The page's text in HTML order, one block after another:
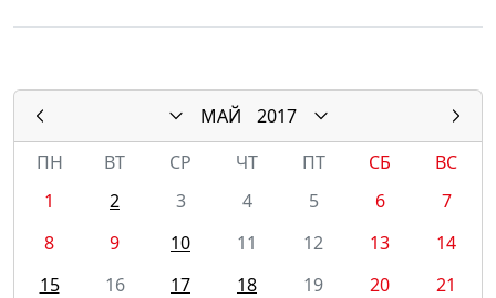
МАЙ
2017
ПН
ВТ СР ЧТ ПТ СБ
ВС
1
2 3 4 5 6
7
8
9 10 11 12 13
14
15
16 17 18 19 20
21